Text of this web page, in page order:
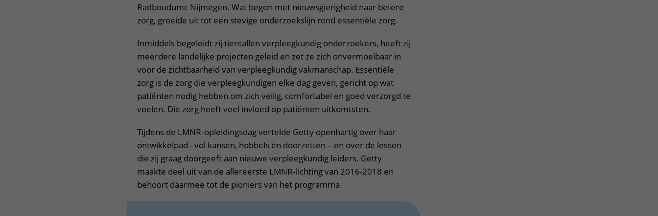
Radboudumc Nijmegen. Wat begon met nieuwsgierigheid naar betere
zorg, groeide uit tot een stevige onderzoekslijn rond essentiële zorg.
Inmiddels begeleidt zij tientallen verpleegkundig onderzoekers, heeft zij
meerdere landelijke projecten geleid en zet ze zich onvermoeibaar in
voor de zichtbaarheid van verpleegkundig vakmanschap. Essentiële
zorg is de zorg die verpleegkundigen elke dag geven, gericht op wat
patiënten nodig hebben om zich veilig, comfortabel en goed verzorgd te
voelen. Die zorg heeft veel invloed op patiënten uitkomtsten.
Tijdens de LMNR‑opleidingsdag vertelde Getty openhartig over haar
ontwikkelpad - vol kansen, hobbels én doorzetten – en over de lessen
die zij graag doorgeeft aan nieuwe verpleegkundig leiders. Getty
maakte deel uit van de allereerste LMNR‑lichting van 2016-2018 en
behoort daarmee tot de pioniers van het programma.